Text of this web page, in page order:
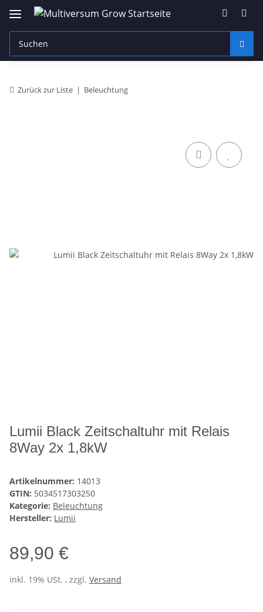
Zurück zur Liste Beleuchtung
Lumii Black Zeitschaltuhr mit Relais
8Way 2x 1,8kW
Artikelnummer: 14013
GTIN: 5034517303250
Kategorie: Beleuchtung
Hersteller: Lumii
89,90 €
inkl. 19% USt. , zzgl. Versand